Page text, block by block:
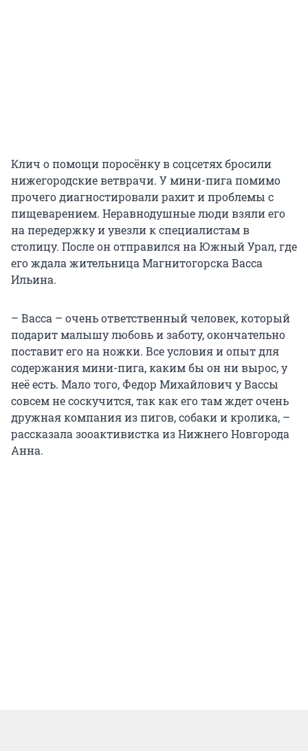
Клич о помощи поросёнку в соцсетях бросили
нижегородские ветврачи. У мини-пига помимо
прочего диагностировали рахит и проблемы с
пищеварением. Неравнодушные люди взяли его
на передержку и увезли к специалистам в
столицу. После он отправился на Южный Урал, где
его ждала жительница Магнитогорска Васса
Ильина.
– Васса – очень ответственный человек, который
подарит малышу любовь и заботу, окончательно
поставит его на ножки. Все условия и опыт для
содержания мини-пига, каким бы он ни вырос, у
неё есть. Мало того, Федор Михайлович у Вассы
совсем не соскучится, так как его там ждет очень
дружная компания из пигов, собаки и кролика, –
рассказала зооактивистка из Нижнего Новгорода
Анна.